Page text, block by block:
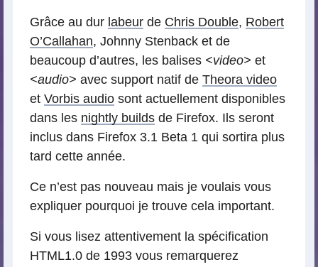
Grâce au dur labeur de Chris Double, Robert
O’Callahan, Johnny Stenback et de
beaucoup d’autres, les balises <video> et
<audio> avec support natif de Theora video
et Vorbis audio sont actuellement disponibles
dans les nightly builds de Firefox. Ils seront
inclus dans Firefox 3.1 Beta 1 qui sortira plus
tard cette année.
Ce n’est pas nouveau mais je voulais vous
expliquer pourquoi je trouve cela important.
Si vous lisez attentivement la spécification
HTML1.0 de 1993 vous remarquerez